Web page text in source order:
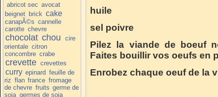
abricot sec avocat
beignet brick cake
canapÃ©s cannelle
carotte chevre
chocolat chou
cire
orientale citron
concombre crabe
crevette crevettes
curry epinard feuille de
riz flan france fromage
de chevre fruits germe de
soja germes de soja
huile
sel poivre
Pilez la viande de boeuf
Faites bouillir vos oeufs en
Enrobez chaque oeuf de la